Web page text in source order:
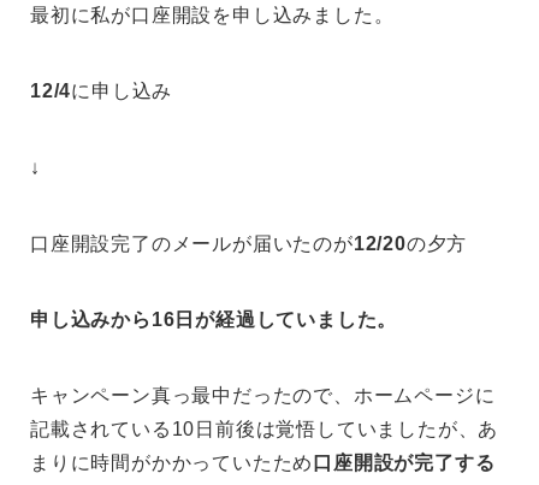
最初に私が口座開設を申し込みました。
12/4に申し込み
↓
口座開設完了のメールが届いたのが12/20の夕方
申し込みから16日が経過していました。
キャンペーン真っ最中だったので、ホームページに
記載されている10日前後は覚悟していましたが、あ
まりに時間がかかっていたため 口座開設が完了する